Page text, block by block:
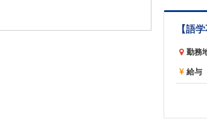
勤務
給与